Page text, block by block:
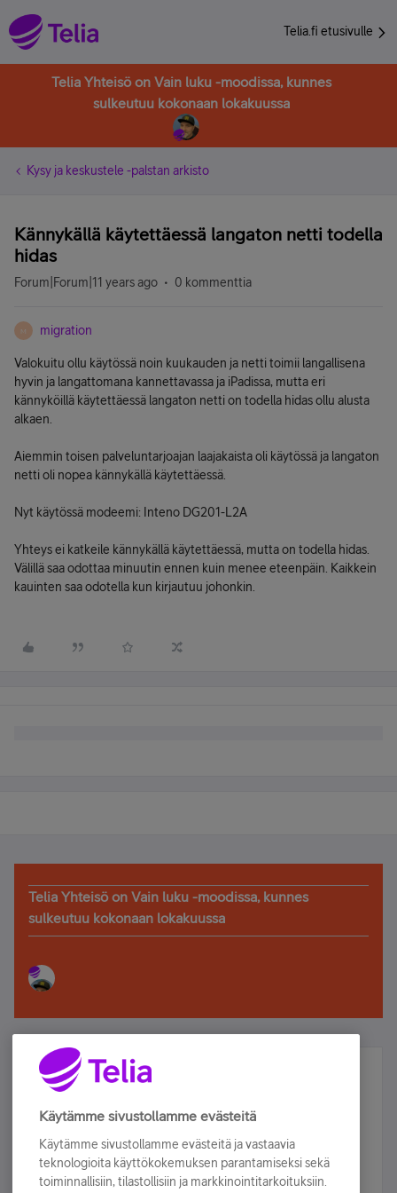
Telia.fi etusivulle
Telia Yhteisö on Vain luku -moodissa, kunnes
sulkeutuu kokonaan lokakuussa
Kysy ja keskustele -palstan arkisto
Kännykällä käytettäessä langaton netti todella
hidas
Forum|Forum|11 years ago 0 kommenttia
M migration
Valokuitu ollu käytössä noin kuukauden ja netti toimii langallisena
hyvin ja langattomana kannettavassa ja iPadissa, mutta eri
kännyköillä käytettäessä langaton netti on todella hidas ollu alusta
alkaen.
Aiemmin toisen palveluntarjoajan laajakaista oli käytössä ja langaton
netti oli nopea kännykällä käytettäessä.
Nyt käytössä modeemi: Inteno DG201-L2A
Yhteys ei katkeile kännykällä käytettäessä, mutta on todella hidas.
Välillä saa odottaa minuutin ennen kuin menee eteenpäin. Kaikkein
kauinten saa odotella kun kirjautuu johonkin.
Telia Yhteisö on Vain luku -moodissa, kunnes
sulkeutuu kokonaan lokakuussa
Älä jää paitsi – osallistu ja voita!
Tilaa Telian uutiskirje ja olet mukana arvonnassa.
sähköpostiisi.
Käytämme sivustollamme evästeitä
Käytämme sivustollamme evästeitä ja vastaavia
teknologioita käyttökokemuksen parantamiseksi sekä
toiminnallisiin, tilastollisiin ja markkinointitarkoituksiin.